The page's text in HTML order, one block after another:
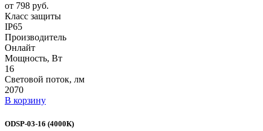
от 798 руб.
Класс защиты
IP65
Производитель
Онлайт
Мощность, Вт
16
Световой поток, лм
2070
В корзину
ODSP-03-16 (4000К)